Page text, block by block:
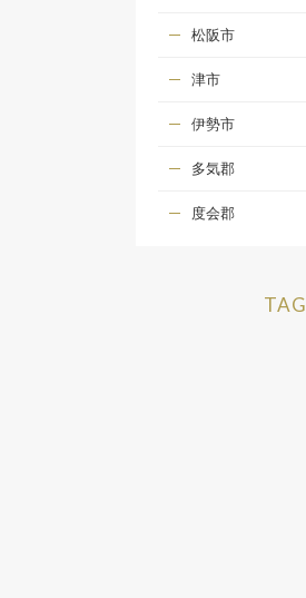
松阪市
津市
伊勢市
多気郡
度会郡
TAG